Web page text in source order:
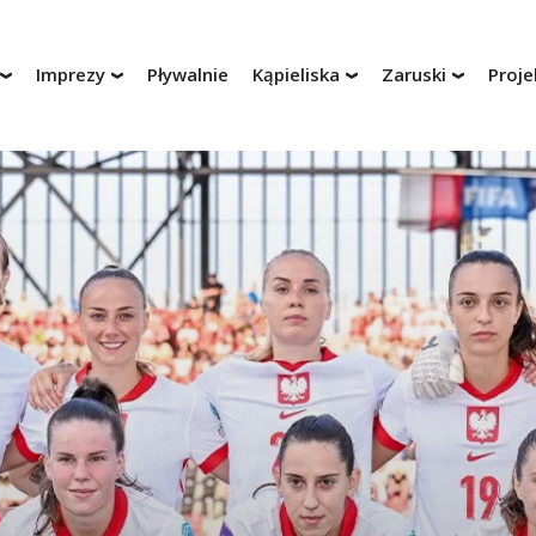
Imprezy Pływalnie Kąpieliska Zaruski